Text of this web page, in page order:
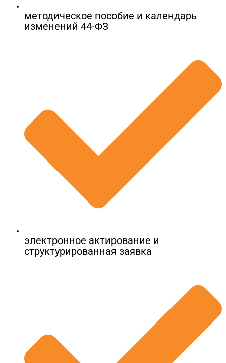
методическое пособие и календарь
изменений 44-ФЗ
электронное актирование и
структурированная заявка